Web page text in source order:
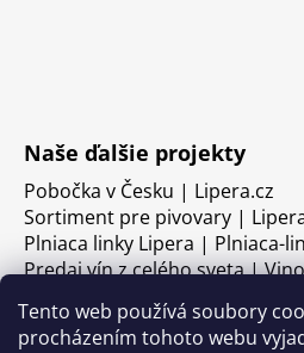
Tento web používá soubory
procházením tohoto webu
Naše ďalšie projekty
Pobočka v Česku | Lipera.cz
Sortiment pre pivovary |
Plniaca linky Lipera | Plniaca-
Predaj vín z celého sveta |